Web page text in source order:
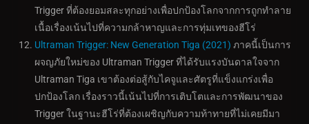
Trigger ที่ต้องยอมสละทุกอย่างเพื่อปกป้องโลกจากการถูกทำลาย
เนื้อเรื่องเน้นไปที่ความกล้าหาญและการทุ่มเทของฮีโร่
Ultraman Trigger: New Generation Tiga (2021) ภาคนี้เป็นการ
ผจญภัยใหม่ของ Ultraman Trigger ที่ได้รับแรงบันดาลใจจาก
Ultraman Tiga เขาต้องต่อสู้กับไคจูและศัตรูที่แข็งแกร่งเพื่อ
ปกป้องโลก เรื่องราวนี้เน้นไปที่การเติบโตและการพัฒนาของ
Trigger ในฐานะฮีโร่ที่ต้องเผชิญกับความท้าทายที่ไม่เคยมีมา